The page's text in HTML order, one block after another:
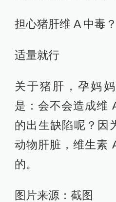
担心猪肝维 A 中毒？
适量就行
关于猪肝，孕妈
是：会不会造成维
的出生缺陷呢？因
动物肝脏，维生素
的。
图片来源：截图